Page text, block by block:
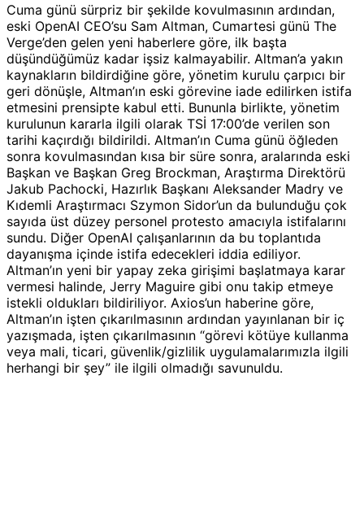
Cuma günü sürpriz bir şekilde kovulmasının ardından,
eski OpenAI CEO’su Sam Altman, Cumartesi günü The
Verge’den gelen yeni haberlere göre, ilk başta
düşündüğümüz kadar işsiz kalmayabilir. Altman’a yakın
kaynakların bildirdiğine göre, yönetim kurulu çarpıcı bir
geri dönüşle, Altman’ın eski görevine iade edilirken istifa
etmesini prensipte kabul etti. Bununla birlikte, yönetim
kurulunun kararla ilgili olarak TSİ 17:00’de verilen son
tarihi kaçırdığı bildirildi. Altman’ın Cuma günü öğleden
sonra kovulmasından kısa bir süre sonra, aralarında eski
Başkan ve Başkan Greg Brockman, Araştırma Direktörü
Jakub Pachocki, Hazırlık Başkanı Aleksander Madry ve
Kıdemli Araştırmacı Szymon Sidor’un da bulunduğu çok
sayıda üst düzey personel protesto amacıyla istifalarını
sundu. Diğer OpenAI çalışanlarının da bu toplantıda
dayanışma içinde istifa edecekleri iddia ediliyor.
Altman’ın yeni bir yapay zeka girişimi başlatmaya karar
vermesi halinde, Jerry Maguire gibi onu takip etmeye
istekli oldukları bildiriliyor. Axios’un haberine göre,
Altman’ın işten çıkarılmasının ardından yayınlanan bir iç
yazışmada, işten çıkarılmasının “görevi kötüye kullanma
veya mali, ticari, güvenlik/gizlilik uygulamalarımızla ilgili
herhangi bir şey” ile ilgili olmadığı savunuldu.